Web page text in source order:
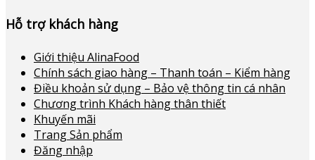
Hỗ trợ khách hàng
Giới thiệu AlinaFood
Chính sách giao hàng – Thanh toán – Kiểm hàng
Điều khoản sử dụng – Bảo vệ thông tin cá nhân
Chương trình Khách hàng thân thiết
Khuyến mãi
Trang Sản phẩm
Đăng nhập